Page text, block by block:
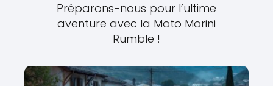
Préparons-nous pour l’ultime
aventure avec la Moto Morini
Rumble !